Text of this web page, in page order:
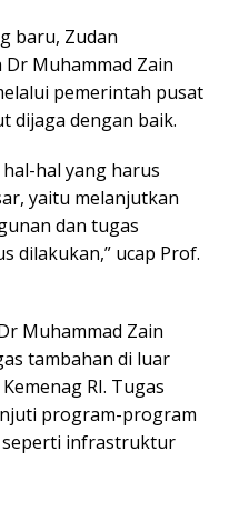
baru, Zudan
Muhammad Zain
pemerintah pusat
dijaga dengan baik.
hal-hal yang harus
yaitu melanjutkan
dan tugas
dilakukan,” ucap Prof.
Muhammad Zain
tambahan di luar
RI. Tugas
program-program
seperti infrastruktur